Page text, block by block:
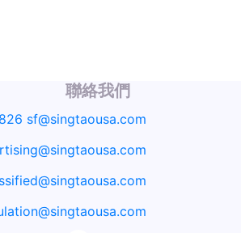
聯絡我們
sf@singtaousa.com